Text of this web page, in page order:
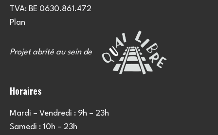
TVA: BE 0630.861.472
Plan
Projet abrité au sein de
Horaires
Mardi – Vendredi : 9h – 23h
Samedi : 10h – 23h